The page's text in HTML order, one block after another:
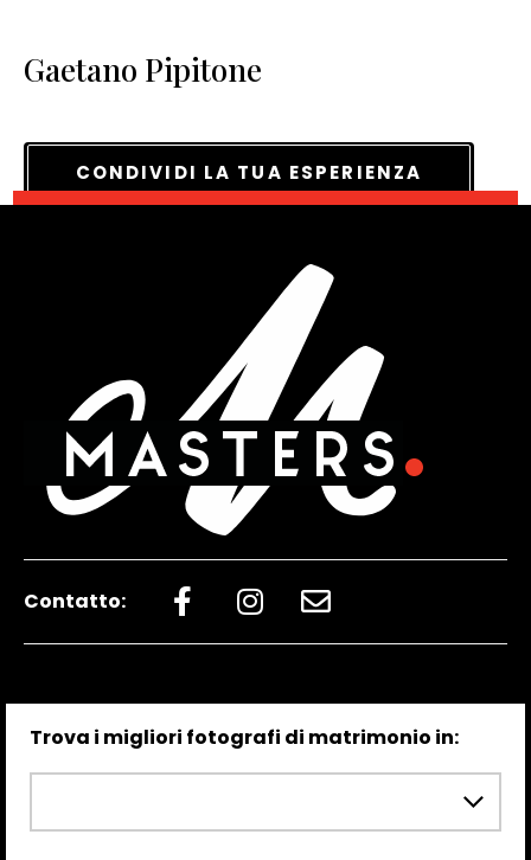
Gaetano Pipitone
CONDIVIDI LA TUA ESPERIENZA
Contatto:
Trova i migliori fotografi di matrimonio in: